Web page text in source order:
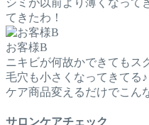
シミが以前より薄くなって
てきたわ！
お客様B
ニキビが何故かできてもス
毛穴も小さくなってきてる♪
ケア商品変えるだけでこん
サロンケアチェック